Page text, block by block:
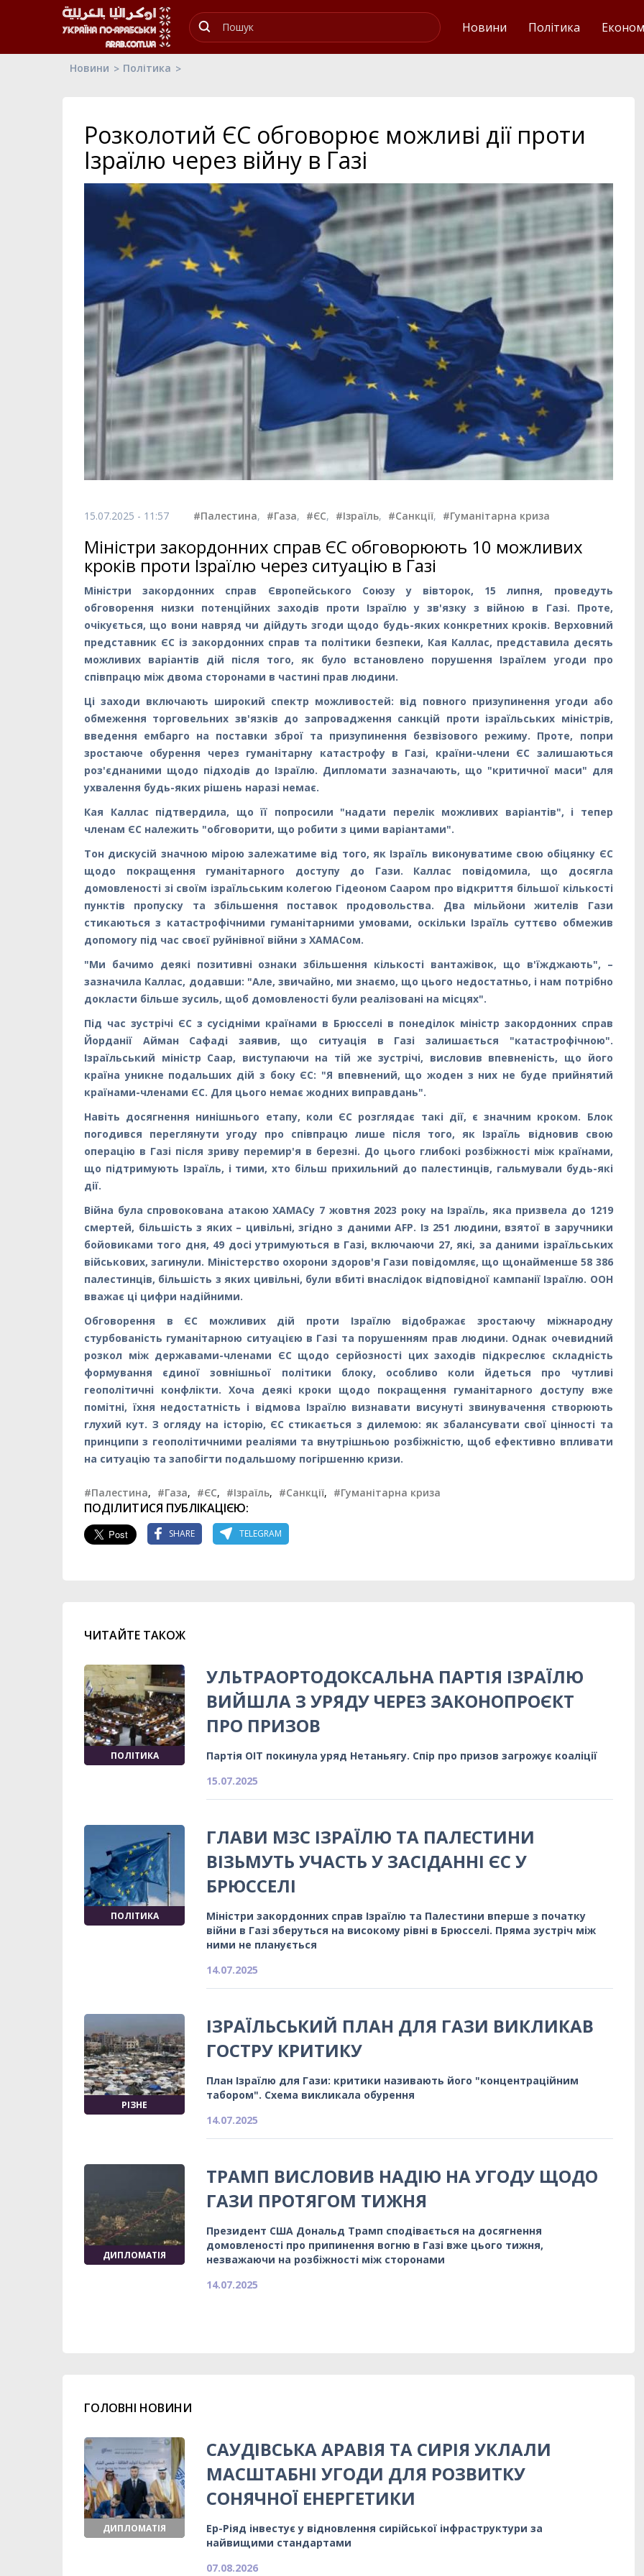
Новини Політика
Новини Політика
Розколотий ЄС обговорює можливі дії проти
Ізраїлю через війну в Газі
15.07.2025 - 11:57 #Палестина, #Газа, #ЄС, #Ізраїль, #Санкції, #Гуманітарна криза
Міністри закордонних справ ЄС обговорюють 10 можливих
кроків проти Ізраїлю через ситуацію в Газі
Міністри закордонних справ Європейського Союзу у вівторок, 15 липня, проведуть
обговорення низки потенційних заходів проти Ізраїлю у зв'язку з війною в Газі. Проте,
очікується, що вони навряд чи дійдуть згоди щодо будь-яких конкретних кроків. Верховний
представник ЄС із закордонних справ та політики безпеки, Кая Каллас, представила десять
можливих варіантів дій після того, як було встановлено порушення Ізраїлем угоди про
співпрацю між двома сторонами в частині прав людини.
Ці заходи включають широкий спектр можливостей: від повного призупинення угоди або
обмеження торговельних зв'язків до запровадження санкцій проти ізраїльських міністрів,
введення ембарго на поставки зброї та призупинення безвізового режиму. Проте, попри
зростаюче обурення через гуманітарну катастрофу в Газі, країни-члени ЄС залишаються
роз'єднаними щодо підходів до Ізраїлю. Дипломати зазначають, що "критичної маси" для
ухвалення будь-яких рішень наразі немає.
Кая Каллас підтвердила, що її попросили "надати перелік можливих варіантів", і тепер
членам ЄС належить "обговорити, що робити з цими варіантами".
Тон дискусій значною мірою залежатиме від того, як Ізраїль виконуватиме свою обіцянку ЄС
щодо покращення гуманітарного доступу до Гази. Каллас повідомила, що досягла
домовленості зі своїм ізраїльським колегою Гідеоном Сааром про відкриття більшої кількості
пунктів пропуску та збільшення поставок продовольства. Два мільйони жителів Гази
стикаються з катастрофічними гуманітарними умовами, оскільки Ізраїль суттєво обмежив
допомогу під час своєї руйнівної війни з ХАМАСом.
"Ми бачимо деякі позитивні ознаки збільшення кількості вантажівок, що в'їжджають", –
зазначила Каллас, додавши: "Але, звичайно, ми знаємо, що цього недостатньо, і нам потрібно
докласти більше зусиль, щоб домовленості були реалізовані на місцях".
Під час зустрічі ЄС з сусідніми країнами в Брюсселі в понеділок міністр закордонних справ
Йорданії Айман Сафаді заявив, що ситуація в Газі залишається "катастрофічною".
Ізраїльський міністр Саар, виступаючи на тій же зустрічі, висловив впевненість, що його
країна уникне подальших дій з боку ЄС: "Я впевнений, що жоден з них не буде прийнятий
країнами-членами ЄС. Для цього немає жодних виправдань".
Навіть досягнення нинішнього етапу, коли ЄС розглядає такі дії, є значним кроком. Блок
погодився переглянути угоду про співпрацю лише після того, як Ізраїль відновив свою
операцію в Газі після зриву перемир'я в березні. До цього глибокі розбіжності між країнами,
що підтримують Ізраїль, і тими, хто більш прихильний до палестинців, гальмували будь-які
дії.
Війна була спровокована атакою ХАМАСу 7 жовтня 2023 року на Ізраїль, яка призвела до 1219
смертей, більшість з яких – цивільні, згідно з даними AFP. Із 251 людини, взятої в заручники
бойовиками того дня, 49 досі утримуються в Газі, включаючи 27, які, за даними ізраїльських
військових, загинули. Міністерство охорони здоров'я Гази повідомляє, що щонайменше 58 386
палестинців, більшість з яких цивільні, були вбиті внаслідок відповідної кампанії Ізраїлю. ООН
вважає ці цифри надійними.
Обговорення в ЄС можливих дій проти Ізраїлю відображає зростаючу міжнародну
стурбованість гуманітарною ситуацією в Газі та порушенням прав людини. Однак очевидний
розкол між державами-членами ЄС щодо серйозності цих заходів підкреслює складність
формування єдиної зовнішньої політики блоку, особливо коли йдеться про чутливі
геополітичні конфлікти. Хоча деякі кроки щодо покращення гуманітарного доступу вже
помітні, їхня недостатність і відмова Ізраїлю визнавати висунуті звинувачення створюють
глухий кут. З огляду на історію, ЄС стикається з дилемою: як збалансувати свої цінності та
принципи з геополітичними реаліями та внутрішньою розбіжністю, щоб ефективно впливати
на ситуацію та запобігти подальшому погіршенню кризи.
#Палестина, #Газа, #ЄС, #Ізраїль, #Санкції, #Гуманітарна криза
ПОДІЛИТИСЯ ПУБЛІКАЦІЄЮ:
SHARE TELEGRAM
ЧИТАЙТЕ ТАКОЖ
ПОЛІТИКА
УЛЬТРАОРТОДОКСАЛЬНА ПАРТІЯ ІЗРАЇЛЮ
ВИЙШЛА З УРЯДУ ЧЕРЕЗ ЗАКОНОПРОЄКТ
ПРО ПРИЗОВ
Партія ОІТ покинула уряд Нетаньягу. Спір про призов загрожує коаліції
15.07.2025
ПОЛІТИКА
ГЛАВИ МЗС ІЗРАЇЛЮ ТА ПАЛЕСТИНИ
ВІЗЬМУТЬ УЧАСТЬ У ЗАСІДАННІ ЄС У
БРЮССЕЛІ
Міністри закордонних справ Ізраїлю та Палестини вперше з початку
війни в Газі зберуться на високому рівні в Брюсселі. Пряма зустріч між
ними не планується
14.07.2025
РІЗНЕ
ІЗРАЇЛЬСЬКИЙ ПЛАН ДЛЯ ГАЗИ ВИКЛИКАВ
ГОСТРУ КРИТИКУ
План Ізраїлю для Гази: критики називають його "концентраційним
табором". Схема викликала обурення
14.07.2025
ДИПЛОМАТІЯ
ТРАМП ВИСЛОВИВ НАДІЮ НА УГОДУ ЩОДО
ГАЗИ ПРОТЯГОМ ТИЖНЯ
Президент США Дональд Трамп сподівається на досягнення
домовленості про припинення вогню в Газі вже цього тижня,
незважаючи на розбіжності між сторонами
14.07.2025
ГОЛОВНІ НОВИНИ
ДИПЛОМАТІЯ
САУДІВСЬКА АРАВІЯ ТА СИРІЯ УКЛАЛИ
МАСШТАБНІ УГОДИ ДЛЯ РОЗВИТКУ
СОНЯЧНОЇ ЕНЕРГЕТИКИ
Ер-Ріяд інвестує у відновлення сирійської інфраструктури за
найвищими стандартами
07.08.2026